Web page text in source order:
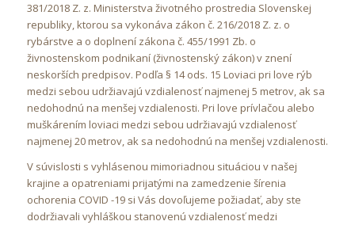
381/2018 Z. z. Ministerstva životného prostredia Slovenskej
republiky, ktorou sa vykonáva zákon č. 216/2018 Z. z. o
rybárstve a o doplnení zákona č. 455/1991 Zb. o
živnostenskom podnikaní (živnostenský zákon) v znení
neskorších predpisov. Podľa § 14 ods. 15 Loviaci pri love rýb
medzi sebou udržiavajú vzdialenosť najmenej 5 metrov, ak sa
nedohodnú na menšej vzdialenosti. Pri love prívlačou alebo
muškárením loviaci medzi sebou udržiavajú vzdialenosť
najmenej 20 metrov, ak sa nedohodnú na menšej vzdialenosti.
V súvislosti s vyhlásenou mimoriadnou situáciou v našej
krajine a opatreniami prijatými na zamedzenie šírenia
ochorenia COVID -19 si Vás dovoľujeme požiadať, aby ste
dodržiavali vyhláškou stanovenú vzdialenosť medzi